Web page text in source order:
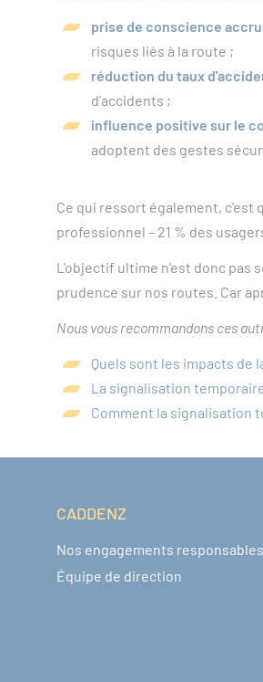
prise de conscience
risques liés à la route ;
réduction du taux
d'accidents ;
influence positive sur le
adoptent des gestes
Ce qui ressort également, c'est
professionnel – 21 % des
L'objectif ultime n'est donc pas
prudence sur nos routes. Car
Nous vous recommandons ces
Quels sont les impacts de
La signalisation
Comment la signalisation
Navigation pied de page
CADDENZ
Nos engagements responsables
Équipe de direction